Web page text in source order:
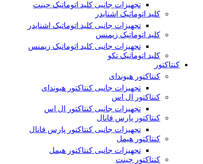
تجهیزات جانبی کلید اتوماتیک چینت
کلید اتوماتیک اشنایدر
تجهیزات جانبی کلید اتوماتیک اشنایدر
کلید اتوماتیک زیمنس
تجهیزات جانبی کلید اتوماتیک زیمنس
کلید اتوماتیک تکو
کنتاکتور
کنتاکتور هیوندای
تجهیزات جانبی کنتاکتور هیوندای
کنتاکتور ال اس
تجهیزات جانبی کنتاکتور ال اس
کنتاکتور پارس فانال
تجهیزات جانبی کنتاکتور پارس فانال
کنتاکتور هیمل
تجهیزات جانبی کنتاکتور هیمل
کنتاکتور چینت